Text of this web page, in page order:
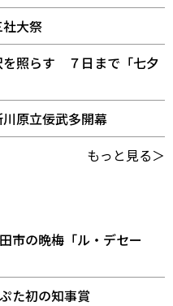
大祭
を照らす ７日まで「七夕
原立佞武多開幕
もっと見る＞
市の晩梅「ル・デセー
た初の知事賞